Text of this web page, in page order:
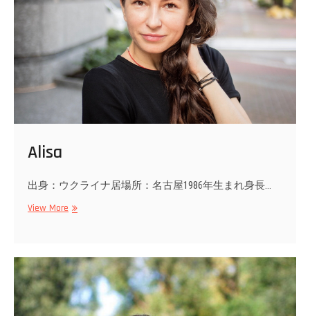
Alisa
出身：ウクライナ居場所：名古屋1986年生まれ身長…
View More Alisa